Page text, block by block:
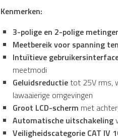
Kenmerken:
3-polige en 2-polige
Meetbereik voor spanning
Intuïtieve
meetmodi
Geluidsreductietot 25V rms,
lawaaierige omgevingen
Groot LCD-scherm met
Automatische uitschakeling
Veiligheidscategorie CAT IV